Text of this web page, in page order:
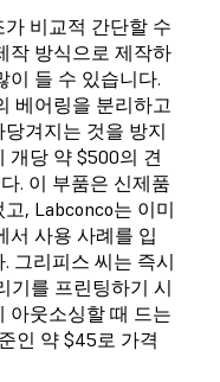
비교적 간단할 수
작 방식으로 제작하
이 들 수 있습니다.
베어링을 분리하고
겨지는 것을 방지
개당 약 $500의 견
. 이 부품은 신제품
, Labconco는 이미
서 사용 사례를 입
그리피스 씨는 즉시
기를 프린팅하기 시
아웃소싱할 때 드는
인 약 $45로 가격